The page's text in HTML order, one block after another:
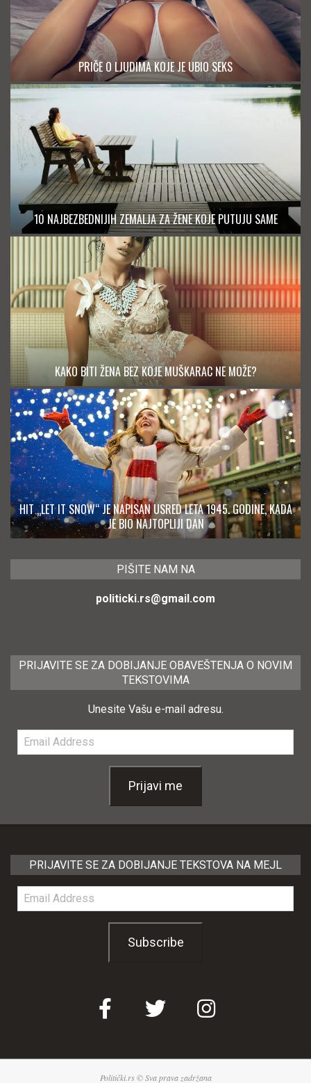
PRIČE O LJUDIMA KOJE JE UBIO SEKS
10 NAJBEZBEDNIJIH ZEMALJA ZA ŽENE KOJE PUTUJU SAME
KAKO BITI ŽENA BEZ KOJE MUŠKARAC NE MOŽE?
HIT „LET IT SNOW“ JE NAPISAN USRED LETA 1945. GODINE, KADA
JE BIO NAJTOPLIJI DAN
PIŠITE NAM NA
politicki.rs@gmail.com
PRIJAVITE SE ZA DOBIJANJE OBAVEŠTENJA O NOVIM
TEKSTOVIMA
Unesite Vašu e-mail adresu.
Email
Address
Prijavi me
PRIJAVITE SE ZA DOBIJANJE TEKSTOVA NA MEJL
Email
Address
Subscribe
Politički.rs © Sva prava zadržana